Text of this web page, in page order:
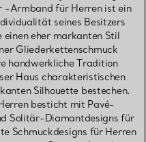
-Armband für Herren ist ein
seines Besitzers
eher markanten Stil
Gliederkettenschmuck
handwerkliche Tradition
Haus charakteristischen
Silhouette bestechen.
besticht mit Pavé-
Solitär-Diamantdesigns für
Schmuckdesigns für Herren